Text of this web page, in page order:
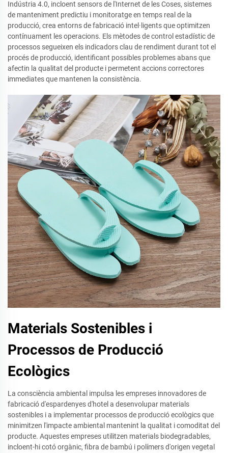
Indústria 4.0, incloent sensors de l'Internet de les Coses, sistemes
de manteniment predictiu i monitoratge en temps real de la
producció, crea entorns de fabricació intel·ligents que optimitzen
contínuament les operacions. Els mètodes de control estadístic de
processos segueixen els indicadors clau de rendiment durant tot el
procés de producció, identificant possibles problemes abans que
afectin la qualitat del producte i permetent accions correctores
immediates que mantenen la consistència.
Materials Sostenibles i
Processos de Producció
Ecològics
La consciència ambiental impulsa les empreses innovadores de
fabricació d'espardenyes d'hotel a desenvolupar materials
sostenibles i a implementar processos de producció ecològics que
minimitzen l'impacte ambiental mantenint la qualitat i comoditat del
producte. Aquestes empreses utilitzen materials biodegradables,
incloent-hi cotó orgànic, fibra de bambú i polímers d'origen vegetal